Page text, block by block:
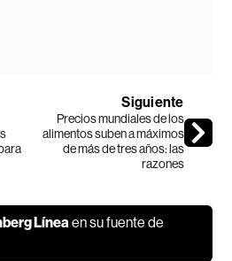
Siguiente
Precios mundiales de los
alimentos suben a máximos
de más de tres años: las
razones
Líneaen su fuente de